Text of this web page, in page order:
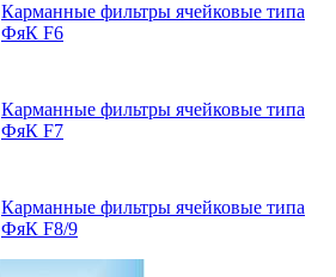
Карманные фильтры ячейковые типа
ФяК F6
Карманные фильтры ячейковые типа
ФяК F7
Карманные фильтры ячейковые типа
ФяК F8/9